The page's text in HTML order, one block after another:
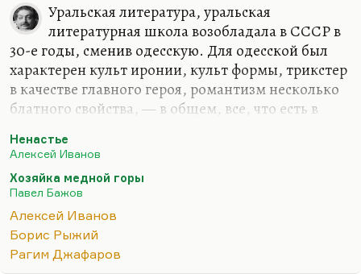
Уральская литература, уральская
литературная школа возобладала в СССР в
30-е годы, сменив одесскую. Для одесской был
характерен культ иронии, культ формы, трикстер
в качестве главного героя, романтизм несколько
блатного свойства, — в общем, все, что есть в
и отчаяния, романтики, иронии, скепсиса.
ирония. Ну и культ формы, конечно, культ
единственное, что спасает; при святом,
сакральном отношении к профессии.
Ненастье
Алексей Иванов
Хозяйка медной горы
Павел Бажов
Алексей Иванов
Борис Рыжий
Рагим Джафаров